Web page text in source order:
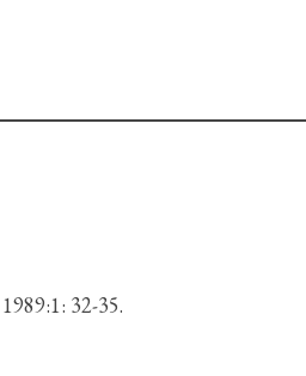
1989:1: 32-35.